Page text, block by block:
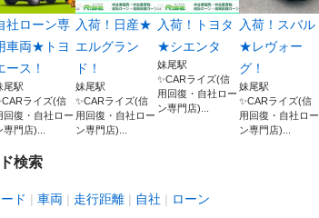
社ローン専
車両★トヨ
ース！
尾駅
ライズ(信
回復・自社ロー
専門店)...
入荷！日産★
エルグラン
ド！
妹尾駅
✨CARライズ(信
用回復・自社ロー
ン専門店)...
入荷！トヨタ
★シエンタ
妹尾駅
✨CARライズ(信
用回復・自社ロー
ン専門店)...
入荷！スバル
★レヴォー
グ！
妹尾駅
✨CARライズ(信
用回復・自社ロー
ン専門店)...
検索
ド 車両 走行距離 自社 ローン